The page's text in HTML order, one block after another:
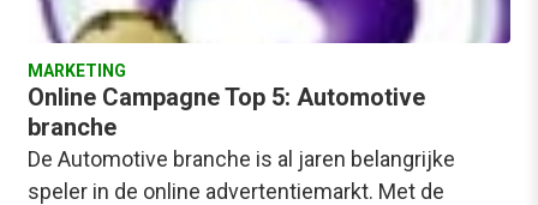
MARKETING
Online Campagne Top 5: Automotive
branche
De Automotive branche is al jaren belangrijke
speler in de online advertentiemarkt. Met de